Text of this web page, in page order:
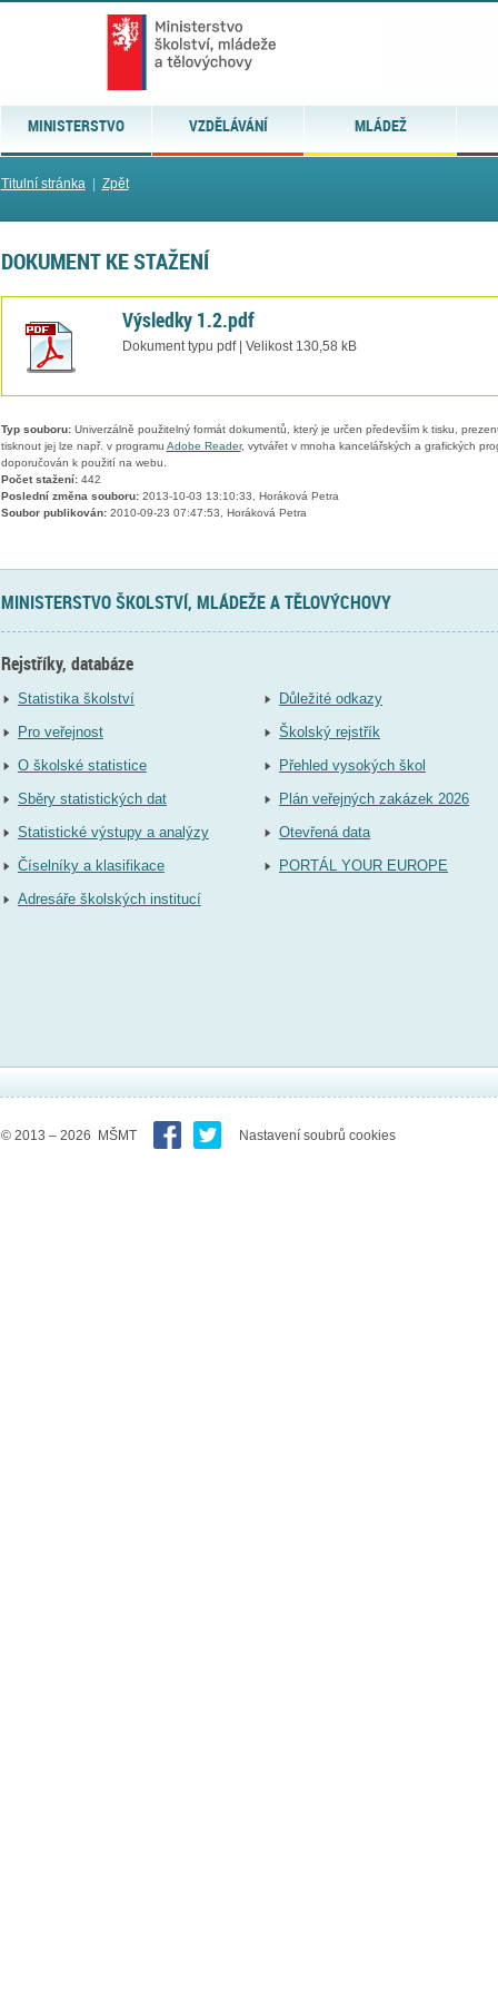
MINISTERSTVO VZDĚLÁVÁNÍ MLÁDEŽ
Titulní stránka| Zpět
DOKUMENT KE STAŽENÍ
Výsledky 1.2.pdf
Dokument typu pdf | Velikost 130,58 kB
Typ souboru:Univerzálně použitelný formát dokumentů, který je určen především k tisku,
tisknout jej lze např. v programu Adobe Reader, vytvářet v mnoha kancelářských a grafických
doporučován k použití na webu.
Počet stažení:442
Poslední změna souboru:2013-10-03 13:10:33, Horáková Petra
Soubor publikován:2010-09-23 07:47:53, Horáková Petra
MINISTERSTVO ŠKOLSTVÍ, MLÁDEŽE A TĚLOVÝCHOVY
Rejstříky, databáze
Statistika školství
Pro veřejnost
O školské statistice
Sběry statistických dat
Statistické výstupy a analýzy
Číselníky a klasifikace
Adresáře školských institucí
Důležité odkazy
Školský rejstřík
Přehled vysokých škol
Plán veřejných zakázek 2026
Otevřená data
PORTÁL YOUR EUROPE
© 2013 – 2026 MŠMT Nastavení soubrů cookies